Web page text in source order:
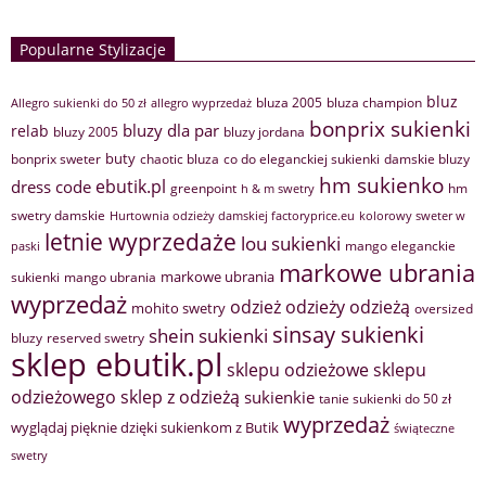
Popularne Stylizacje
Allegro sukienki do 50 zł allegro wyprzedaż bluza 2005 bluza champion bluz
relab bluzy 2005 bluzy dla par bluzy jordana bonprix sukienki
bonprix sweter buty chaotic bluza co do eleganckiej sukienki damskie bluzy
dress code ebutik.pl greenpoint h & m swetry hm sukienko hm
swetry damskie Hurtownia odzieży damskiej factoryprice.eu kolorowy sweter w
paski letnie wyprzedaże lou sukienki mango eleganckie
sukienki mango ubrania markowe ubrania markowe ubrania
wyprzedaż mohito swetry odzież odzieży odzieżą oversized
bluzy reserved swetry shein sukienki sinsay sukienki
sklep ebutik.pl sklepu odzieżowesklepu
odzieżowego sklep z odzieżą sukienkie tanie sukienki do 50 zł
wyglądaj pięknie dzięki sukienkom z Butik wyprzedaż świąteczne
swetry